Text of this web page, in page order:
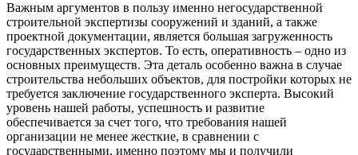
Важным аргументов в пользу именно негосударственной
строительной экспертизы сооружений и зданий, а также
проектной документации, является большая загруженность
государственных экспертов. То есть, оперативность – одно из
основных преимуществ. Эта деталь особенно важна в случае
строительства небольших объектов, для постройки которых не
требуется заключение государственного эксперта. Высокий
уровень нашей работы, успешность и развитие
обеспечивается за счет того, что требования нашей
организации не менее жесткие, в сравнении с
государственными, именно поэтому мы и получили